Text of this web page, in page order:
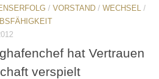
/ VORSTAND / WECHSEL /
hat Vertrauen
verspielt